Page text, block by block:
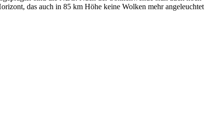
das auch in 85 km Höhe keine Wolken mehr angeleuchtet